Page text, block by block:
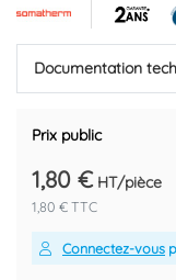
Code EAN :
Documentation
Prix public
1,80 € HT/pièce
1,80 € TTC
Connectez-vous